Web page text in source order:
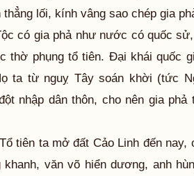
thẳng lối, kính vâng sao chép gia
có gia phả như nước có quốc
thờ phụng tổ tiên. Đại khái quốc
ta từ nguỵ Tây soán khời (tức
nhập dân thôn, cho nên gia
tiên ta mở đất Cảo Linh đến nay,
khanh, văn võ hiển dương, anh